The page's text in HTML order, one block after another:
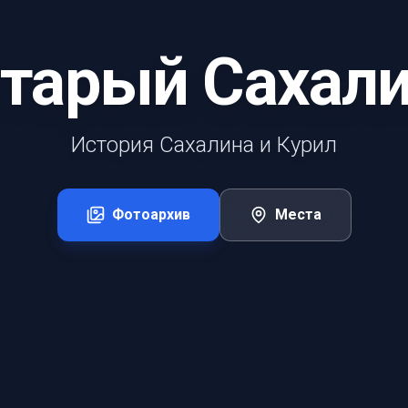
История Сахалина и Курил
Фотоархив Места